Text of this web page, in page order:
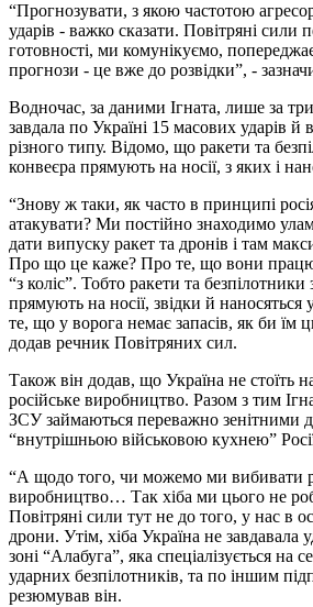
“Прогнозувати, з якою частотою
ударів - важко сказати. Повітряні сили
готовності, ми комунікуємо,
прогнози - це вже до розвідки”, -
Водночас, за даними Ігната, лише за
завдала по Україні 15 масових ударів й
різного типу. Відомо, що ракети та
конвеєра прямують на носії, з яких і
“Знову ж таки, як часто в принципі
атакувати? Ми постійно знаходимо
дати випуску ракет та дронів і там
Про що це каже? Про те, що вони
“з коліс”. Тобто ракети та безпілотники
прямують на носії, звідки й
те, що у ворога немає запасів, як би їм
додав речник Повітряних сил.
Також він додав, що Україна не стоїть
російське виробництво. Разом з тим
ЗСУ займаються переважно зенітними
“внутрішньою військовою кухнею”
“А щодо того, чи можемо ми вибивати
виробництво… Так хіба ми цього не
Повітряні сили тут не до того, у нас в
дрони. Утім, хіба Україна не завдавала
зоні “Алабуга”, яка спеціалізується на
ударних безпілотників, та по іншим
резюмував він.